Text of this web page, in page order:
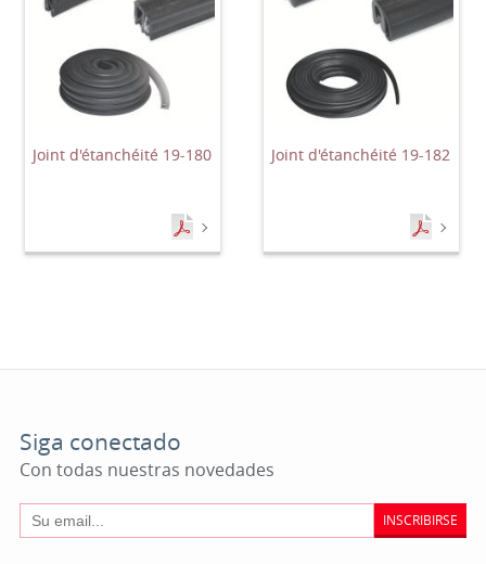
Joint d'étanchéité 19-180 Joint d'étanchéité 19-182
Siga conectado
Con todas nuestras novedades
INSCRIBIRSE